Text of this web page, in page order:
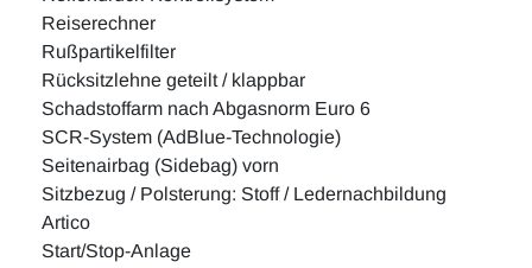
Reiserechner
Rußpartikelfilter
Rücksitzlehne geteilt / klappbar
Schadstoffarm nach Abgasnorm Euro 6
SCR-System (AdBlue-Technologie)
Seitenairbag (Sidebag) vorn
Sitzbezug / Polsterung: Stoff / Ledernachbildung
Artico
Start/Stop-Anlage